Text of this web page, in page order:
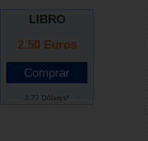
LIBRO
2.50 Euros
2.77 Dólares*